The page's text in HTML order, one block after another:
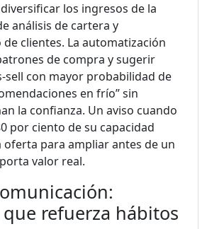
los ingresos de la
análisis de cartera y
clientes. La automatización
de compra y sugerir
sell con mayor probabilidad de
en frío” sin
la confianza. Un aviso cuando
por ciento de su capacidad
oferta para ampliar antes de un
valor real.
refuerza hábitos